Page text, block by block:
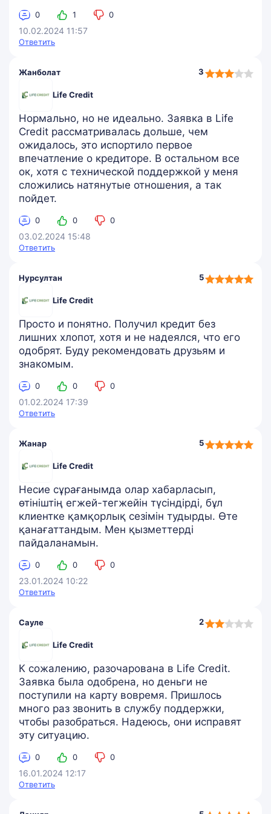
0 1 0
10.02.2024 11:57
Ответить
Жанболат
Life Credit
3
3,0
Нормально, но не идеально. Заявка в Life
Credit рассматривалась дольше, чем
ожидалось, это испортило первое
впечатление о кредиторе. В остальном все
ок, хотя с технической поддержкой у меня
сложились натянутые отношения, а так
пойдет.
0 0 0
03.02.2024 15:48
Ответить
Нурсултан
Life Credit
5
5,0
Просто и понятно. Получил кредит без
лишних хлопот, хотя и не надеялся, что его
одобрят. Буду рекомендовать друзьям и
знакомым.
0 0 0
01.02.2024 17:39
Ответить
Жанар
Life Credit
5
5,0
Несие сұрағанымда олар хабарласып,
өтініштің егжей-тегжейін түсіндірді, бұл
клиентке қамқорлық сезімін тудырды. Өте
қанағаттандым. Мен қызметтерді
пайдаланамын.
0 0 0
23.01.2024 10:22
Ответить
Сауле
Life Credit
2
2,0
К сожалению, разочарована в Life Credit.
Заявка была одобрена, но деньги не
поступили на карту вовремя. Пришлось
много раз звонить в службу поддержки,
чтобы разобраться. Надеюсь, они исправят
эту ситуацию.
0 0 0
16.01.2024 12:17
Ответить